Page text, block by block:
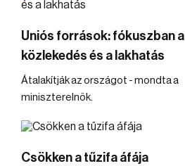
Uniós források: fókuszban a
közlekedés és a lakhatás
Átalakítják az országot - mondta a
miniszterelnök.
Csökken a tűzifa áfája